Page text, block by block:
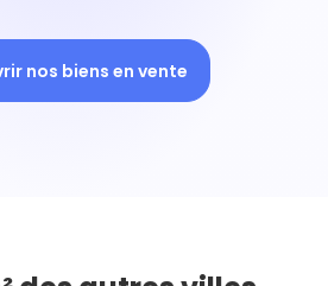
nos biens en vente